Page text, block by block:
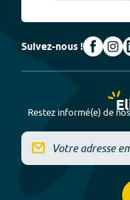
Suivez-nous !
Restez informé(e) de